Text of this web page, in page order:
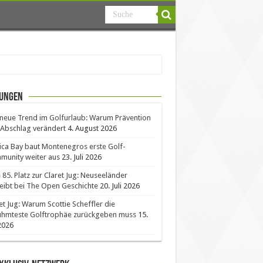
Trend im Golfurlaub: Warum Prävention
verändert 4. August 2026
Bay baut Montenegros erste Golf-
weiter aus 23. Juli 2026
85. Platz zur Claret Jug: Neuseeländer
bei The Open Geschichte 20. Juli 2026
Jug: Warum Scottie Scheffler die
Golftrophäe zurückgeben muss 15.